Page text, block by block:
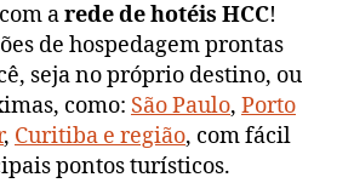
arede de hotéis HCC!
de hospedagem prontas
seja no próprio destino, ou
como: São Paulo, Porto
, Curitiba e região, com fácil
pontos turísticos.